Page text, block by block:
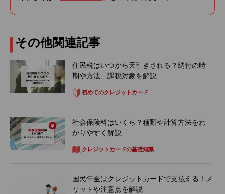
その他関連記事
住民税はいつから天引きされる？納付の時
期や方法、課税対象を解説
初めてのクレジットカード
社会保険料はいくら？種類や計算方法をわ
かりやすく解説
クレジットカードの基礎知識
国民年金はクレジットカードで支払える！メ
リットや注意点を解説